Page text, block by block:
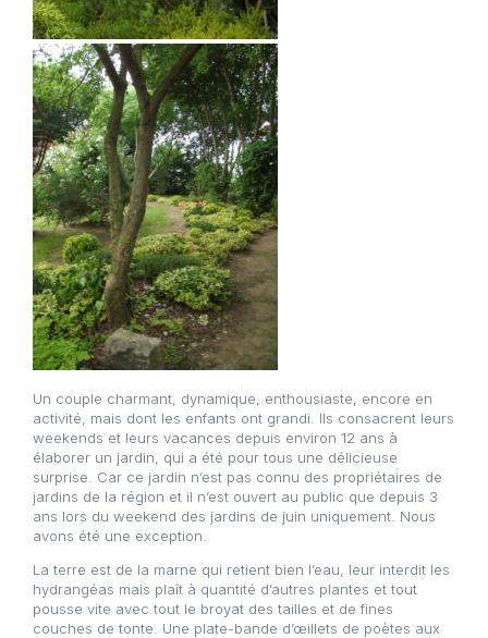
Un couple charmant, dynamique, enthousiaste, encore en
activité, mais dont les enfants ont grandi. Ils consacrent leurs
weekends et leurs vacances depuis environ 12 ans à
élaborer un jardin, qui a été pour tous une délicieuse
surprise. Car ce jardin n’est pas connu des propriétaires de
jardins de la région et il n’est ouvert au public que depuis 3
ans lors du weekend des jardins de juin uniquement. Nous
avons été une exception.
La terre est de la marne qui retient bien l’eau, leur interdit les
hydrangéas mais plaît à quantité d’autres plantes et tout
pousse vite avec tout le broyat des tailles et de fines
couches de tonte. Une plate-bande d’œillets de poètes aux